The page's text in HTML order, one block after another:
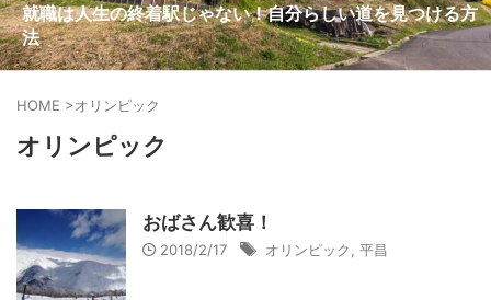
雨の日の恵み：心に降る静かな癒し
就職は人生の終着駅じゃない！自分らしい道を見つける方
法
ヒーリーを買うべきか迷っているあなたへ。実際に使って
みた感想と注意点
エネルギーの法則 〜最近どハマりしていました〜
現実を変える
今、ここにいること
もしかしてだけどHealy（量子波動調整器）のせいなの？
iPad 第10世代買いました
久し振りにHealy（ヒーリー）量子波動調整器について
大谷さんの通訳、水原さんの解雇に思う
HOME >オリンピック
オリンピック
おばさん歓喜！
2018/2/17 オリンピック 平昌